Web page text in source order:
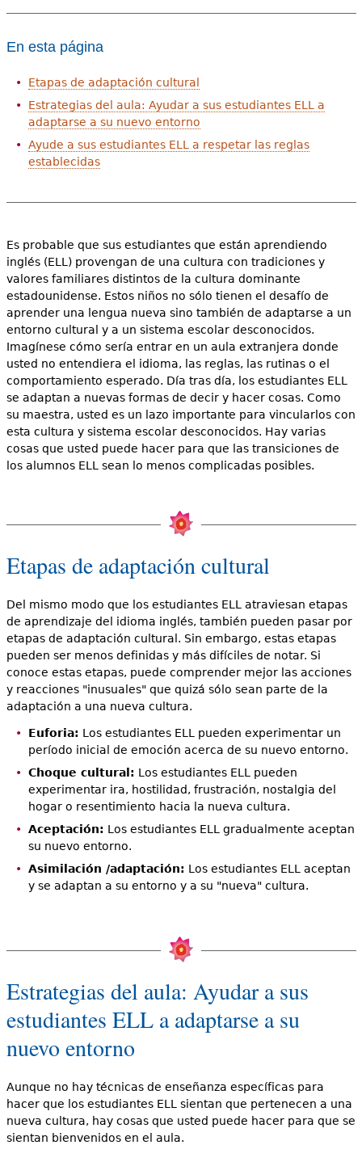
En esta página
Etapas de adaptación cultural
Estrategias del aula: Ayudar a sus estudiantes ELL a
adaptarse a su nuevo entorno
Ayude a sus estudiantes ELL a respetar las reglas
establecidas
Es probable que sus estudiantes que están aprendiendo
inglés (ELL) provengan de una cultura con tradiciones y
valores familiares distintos de la cultura dominante
estadounidense. Estos niños no sólo tienen el desafío de
aprender una lengua nueva sino también de adaptarse a un
entorno cultural y a un sistema escolar desconocidos.
Imagínese cómo sería entrar en un aula extranjera donde
usted no entendiera el idioma, las reglas, las rutinas o el
comportamiento esperado. Día tras día, los estudiantes ELL
se adaptan a nuevas formas de decir y hacer cosas. Como
su maestra, usted es un lazo importante para vincularlos con
esta cultura y sistema escolar desconocidos. Hay varias
cosas que usted puede hacer para que las transiciones de
los alumnos ELL sean lo menos complicadas posibles.
Etapas de adaptación cultural
Del mismo modo que los estudiantes ELL atraviesan etapas
de aprendizaje del idioma inglés, también pueden pasar por
etapas de adaptación cultural. Sin embargo, estas etapas
pueden ser menos definidas y más difíciles de notar. Si
conoce estas etapas, puede comprender mejor las acciones
y reacciones "inusuales" que quizá sólo sean parte de la
adaptación a una nueva cultura.
Euforia: Los estudiantes ELL pueden experimentar un
período inicial de emoción acerca de su nuevo entorno.
Choque cultural: Los estudiantes ELL pueden
experimentar ira, hostilidad, frustración, nostalgia del
hogar o resentimiento hacia la nueva cultura.
Aceptación: Los estudiantes ELL gradualmente aceptan
su nuevo entorno.
Asimilación /adaptación: Los estudiantes ELL aceptan
y se adaptan a su entorno y a su "nueva" cultura.
Estrategias del aula: Ayudar a sus
estudiantes ELL a adaptarse a su
nuevo entorno
Aunque no hay técnicas de enseñanza específicas para
hacer que los estudiantes ELL sientan que pertenecen a una
nueva cultura, hay cosas que usted puede hacer para que se
sientan bienvenidos en el aula.